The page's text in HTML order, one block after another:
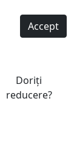
Accept
Doriți
reducere?